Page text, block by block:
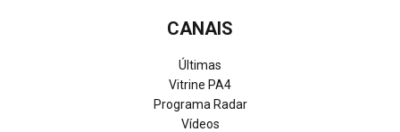
CANAIS
Últimas
Vitrine PA4
Programa Radar
Vídeos